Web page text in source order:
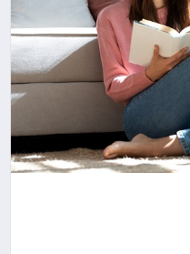
TEKNOLOJI